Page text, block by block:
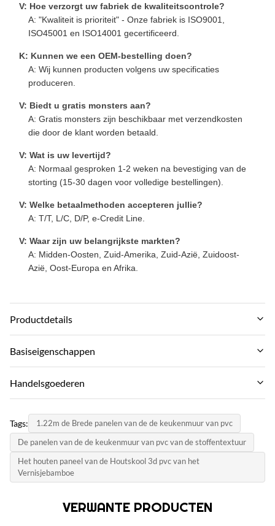
V: Hoe verzorgt uw fabriek de kwaliteitscontrole?
A: "Kwaliteit is prioriteit" - Onze fabriek is ISO9001,
ISO45001 en ISO14001 gecertificeerd.
K: Kunnen we een OEM-bestelling doen?
A: Wij kunnen producten volgens uw specificaties
produceren.
V: Biedt u gratis monsters aan?
A: Gratis monsters zijn beschikbaar met verzendkosten
die door de klant worden betaald.
V: Wat is uw levertijd?
A: Normaal gesproken 1-2 weken na bevestiging van de
storting (15-30 dagen voor volledige bestellingen).
V: Welke betaalmethoden accepteren jullie?
A: T/T, L/C, D/P, e-Credit Line.
V: Waar zijn uw belangrijkste markten?
A: Midden-Oosten, Zuid-Amerika, Zuid-Azië, Zuidoost-
Azië, Oost-Europa en Afrika.
Productdetails
Material:
Feature:
Color:
Klant nodig
Size:
Aangepaste maten ondersteuning
Basiseigenschappen
Merknaam:
Productmodel:
Aanpasbaar
certificaat:
ISO9001
Land van herkomst:
Handelsgoederen
Onderhandelen
Eenheidsprijs:
Contact us
L/C, D/A, D/P, T/T, Western Union, MoneyGram
Tags:
1.22m de Brede panelen van de de keukenmuur van pvc
De panelen van de de keukenmuur van pvc van de stoffentextuur
Het houten paneel van de Houtskool 3d pvc van het
Vernisjebamboe
VERWANTE PRODUCTEN